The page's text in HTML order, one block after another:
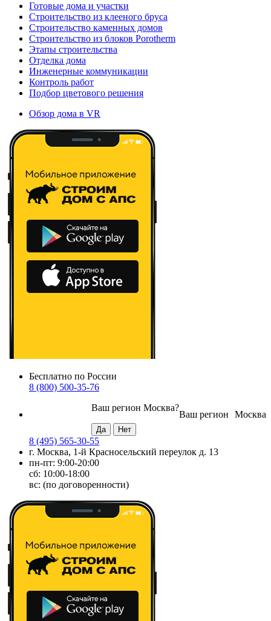
Готовые дома и участки
Строительство из клееного бруса
Строительство каменных домов
Строительство из блоков Porotherm
Этапы строительства
Отделка дома
Инженерные коммуникации
Контроль работ
Подбор цветового решения
Обзор дома в VR
Бесплатно по России
8 (800) 500-35-76
Москва
Ваш регион
Ваш регион Москва?
8 (495) 565-30-55
г. Москва, 1-й Красносельский переулок д. 13
пн-пт: 9:00-20:00
сб: 10:00-18:00
вс: (по договоренности)